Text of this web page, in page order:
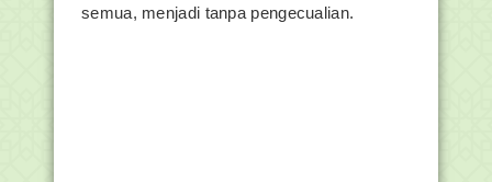
semua, menjadi tanpa pengecualian.